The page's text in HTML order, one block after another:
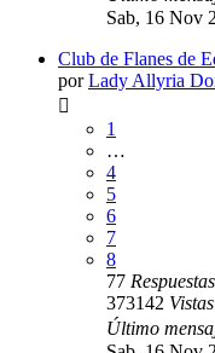
Sab, 16 Nov
Club de Flanes de
porLady Allyria
1
…
4
5
6
7
8
77 Respuestas
373142 Vistas
Último